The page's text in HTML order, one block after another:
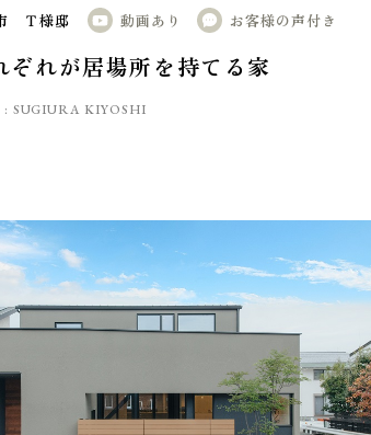
Ｔ様邸 動画あり お客様の声付き
ぞれが居場所を持てる家
SUGIURA KIYOSHI